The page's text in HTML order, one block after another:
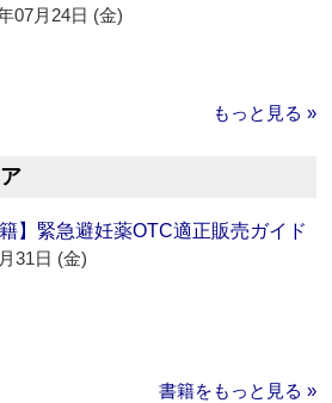
07月24日 (金)
もっと見る »
籍】緊急避妊薬OTC適正販売ガイド
31日 (金)
書籍をもっと見る »